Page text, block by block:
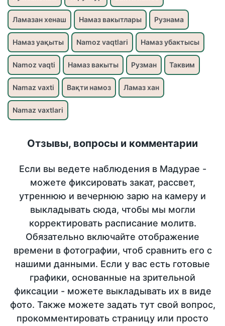
Ламазан хенаш Намаз вакытлары Рузнама
Намаз уақыты Namoz vaqtlari Намаз убактысы
Namoz vaqti Намаз вакыты Рузман Таквим
Namaz vaxti Вақти намоз Ламаз хан
Namaz vaxtlari
Отзывы, вопросы и комментарии
Если вы ведете наблюдения в Мадурае -
можете фиксировать закат, рассвет,
утреннюю и вечернюю зарю на камеру и
выкладывать сюда, чтобы мы могли
корректировать расписание молитв.
Обязательно включайте отображение
времени в фотографии, чтоб сравнить его с
нашими данными. Если у вас есть готовые
графики, основанные на зрительной
фиксации - можете выкладывать их в виде
фото. Также можете задать тут свой вопрос,
прокомментировать страницу или просто